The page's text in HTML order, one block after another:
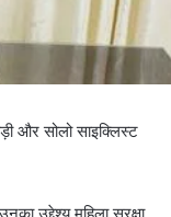
और सोलो साइक्लिस्ट